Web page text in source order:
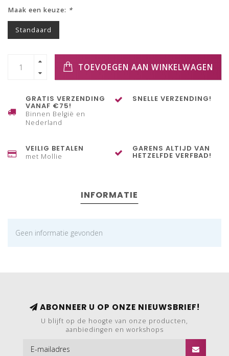
Maak een keuze: *
Standaard
TOEVOEGEN AAN WINKELWAGEN
GRATIS VERZENDING
VANAF €75!
Binnen België en
Nederland
SNELLE VERZENDING!
VEILIG BETALEN
met Mollie
GARENS ALTIJD VAN
HETZELFDE VERFBAD!
INFORMATIE
Geen informatie gevonden
ABONNEER U OP ONZE NIEUWSBRIEF!
U blijft op de hoogte van onze producten,
aanbiedingen en workshops